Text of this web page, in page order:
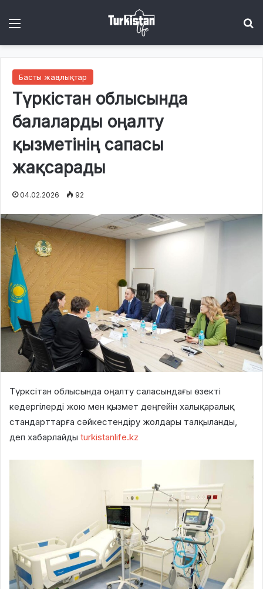
Басты жаңалықтар
Түркістан облысында
балаларды оңалту
қызметінің сапасы
жақсарады
04.02.2026 92
Түрксітан облысында оңалту саласындағы өзекті
кедергілерді жою мен қызмет деңгейін халықаралық
стандарттарға сәйкестендіру жолдары талқыланды,
деп хабарлайды turkistanlife.kz